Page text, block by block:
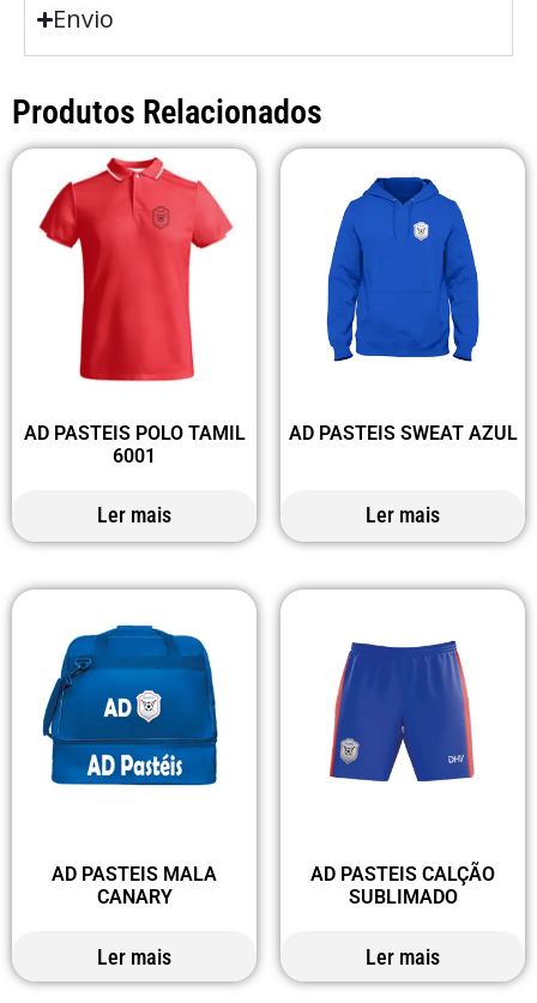
Envio
Produtos Relacionados
AD PASTEIS POLO TAMIL
6001
Ler mais
AD PASTEIS SWEAT AZUL
Ler mais
AD PASTEIS MALA
CANARY
Ler mais
AD PASTEIS CALÇÃO
SUBLIMADO
Ler mais